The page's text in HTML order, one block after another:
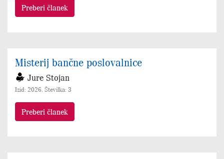
Preberi članek
Misterij bančne poslovalnice
Jure Stojan
Izid: 2026, Številka: 3
Preberi članek